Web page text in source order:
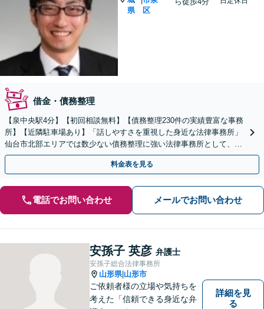
県
区
借金・債務整理
【泉中央駅4分】【初回相談無料】【債務整理230件の実績豊富な事務
所】【近隣駐車場あり】「話しやすさを重視した身近な法律事務所」
仙台市北部エリアでは数少ない債務整理に強い法律事務所として、地
域の皆さまの経済的再出発を全力で応援いたします。
料金表を見る
電話でお問い合わせ メールでお問い合わせ
安孫子 英彦 弁護士
安孫子総合法律事務所
山形県| 山形市
ご依頼者様の立場や気持ちを
考えた「信頼できる身近な弁
詳細を見
る